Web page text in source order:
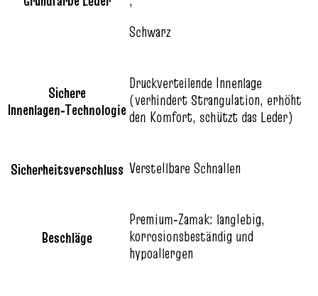
Schwarz
Sichere
Innenlagen‑Technologie
Druckverteilende Innenlage
(verhindert Strangulation, erhöht
den Komfort, schützt das Leder)
Sicherheitsverschluss Verstellbare Schnallen
Beschläge
Premium‑Zamak: langlebig,
korrosionsbeständig und
hypoallergen